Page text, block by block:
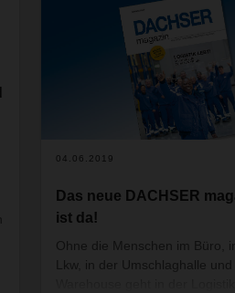
04.06.2019
Das neue DACHSER
ist da!
Ohne die Menschen im Büro,
Lkw, in der Umschlaghalle und